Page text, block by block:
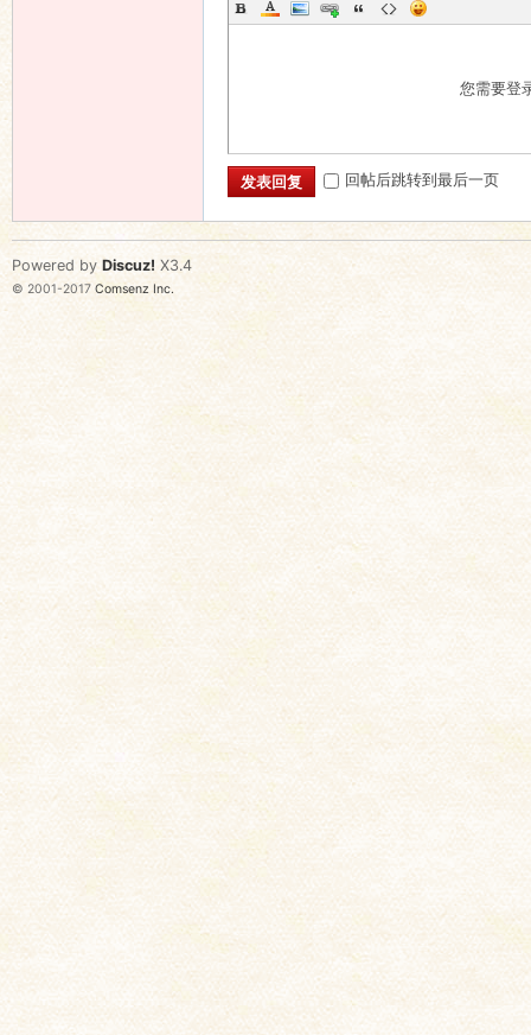
您需要登
发表回复 回帖后跳转到最后一页
Powered by Discuz! X3.4
© 2001-2017 Comsenz Inc.